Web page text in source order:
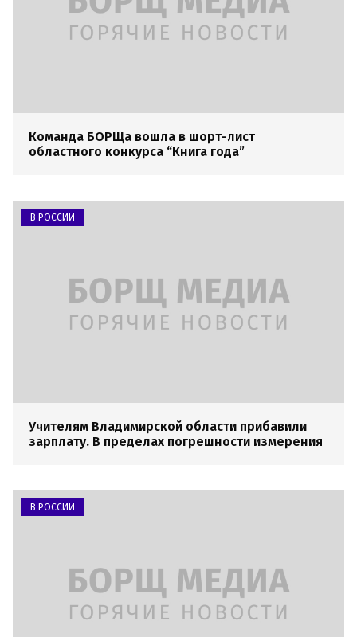
Команда БОРЩа вошла в шорт-лист
областного конкурса “Книга года”
В РОССИИ
Учителям Владимирской области прибавили
зарплату. В пределах погрешности измерения
В РОССИИ